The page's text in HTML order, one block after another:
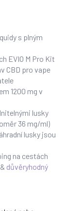
s plným
EVIO M Pro Kit
CBD pro vape
1200 mg v
lusky
36 mg/ml)
lusky jsou
na cestách
důvěryhodný